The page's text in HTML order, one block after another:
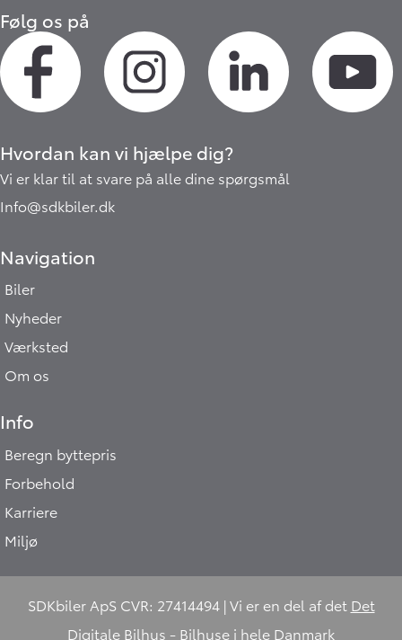
Følg os på
Hvordan kan vi hjælpe dig?
Vi er klar til at svare på alle dine spørgsmål
Info@sdkbiler.dk
Navigation
Biler
Nyheder
Værksted
Om os
Info
Beregn byttepris
Forbehold
Karriere
Miljø
SDKbiler ApS CVR: 27414494 | Vi er en del af det Det
Digitale Bilhus - Bilhuse i hele Danmark